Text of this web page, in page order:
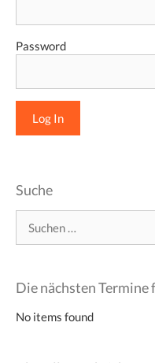
Password
Suche
nach:
Die nächsten Termine
No items found